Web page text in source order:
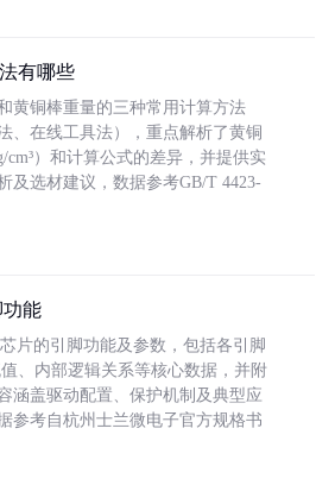
有哪些
黄铜棒重量的三种常用计算方法
、在线工具法），重点解析了黄铜
cm³）和计算公式的差异，并提供实
及选材建议，数据参考GB/T 4423-
功能
片的引脚功能及参数，包括各引脚
、内部逻辑关系等核心数据，并附
涵盖驱动配置、保护机制及典型应
参考自杭州士兰微电子官方规格书